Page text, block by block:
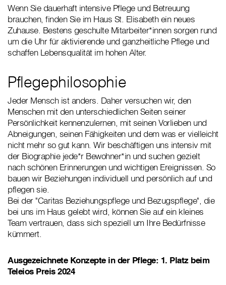
Wenn Sie dauerhaft intensive Pflege und Betreuung
brauchen, finden Sie im Haus St. Elisabeth ein neues
Zuhause. Bestens geschulte Mitarbeiter*innen sorgen rund
um die Uhr für aktivierende und ganzheitliche Pflege und
schaffen Lebensqualität im hohen Alter.
Pflegephilosophie
Jeder Mensch ist anders. Daher versuchen wir, den
Menschen mit den unterschiedlichen Seiten seiner
Persönlichkeit kennenzulernen, mit seinen Vorlieben und
Abneigungen, seinen Fähigkeiten und dem was er vielleicht
nicht mehr so gut kann. Wir beschäftigen uns intensiv mit
der Biographie jede*r Bewohner*in und suchen gezielt
nach schönen Erinnerungen und wichtigen Ereignissen. So
bauen wir Beziehungen individuell und persönlich auf und
pflegen sie.
Bei der "Caritas Beziehungspflege und Bezugspflege", die
bei uns im Haus gelebt wird, können Sie auf ein kleines
Team vertrauen, dass sich speziell um Ihre Bedürfnisse
kümmert.
Ausgezeichnete Konzepte in der Pflege: 1. Platz beim
Teleios Preis 2024